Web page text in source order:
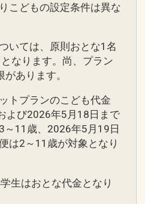
こどもの設定条件は異な
いては、原則おとな1名
なります。尚、プラン
があります。
トプランのこども代金
よび2026年5月18日まで
～11歳、2026年5月19日
は2～11歳が対象となり
生はおとな代金となり